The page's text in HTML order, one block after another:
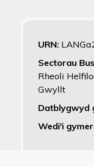
URN:
Sectorau
Rheoli
Gwyllt
Datblygwyd
Wedi'i